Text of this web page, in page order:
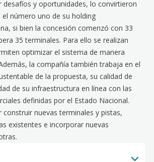
desafíos y oportunidades, lo convirtieron
número uno de su holding
si bien la concesión comenzó con 33
35 terminales. Para ello se realizan
optimizar el sistema de manera
la compañía también trabaja en el
de la propuesta, su calidad de
de su infraestructura en línea con las
definidas por el Estado Nacional.
construir nuevas terminales y pistas,
existentes e incorporar nuevas